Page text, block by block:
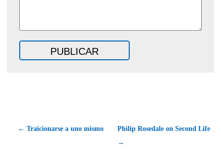
← Traicionarse a uno mismo
Philip Rosedale on Second Life
→